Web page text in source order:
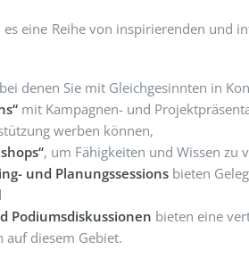
eine Reihe von inspirierenden und
denen Sie mit Gleichgesinnten in
mit Kampagnen- und
werben können,
, um Fähigkeiten und Wissen zu
und Planungssessions bieten
Podiumsdiskussionen bieten eine
diesem Gebiet.